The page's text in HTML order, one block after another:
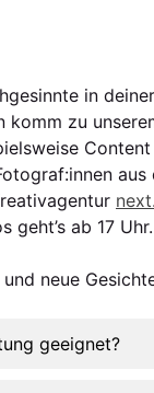
in
komm zu
geht’s ab 17 Uhr.
neue
geeignet?